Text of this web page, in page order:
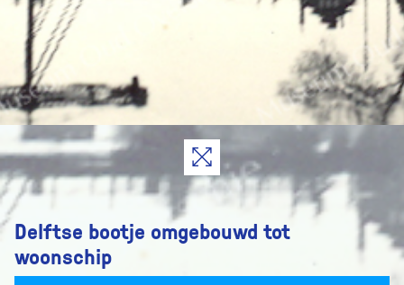
Delftse bootje omgebouwd tot
woonschip